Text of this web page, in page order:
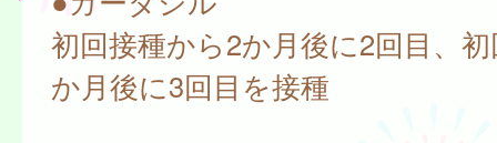
初回接種から2か月後に2回目、
か月後に3回目を接種